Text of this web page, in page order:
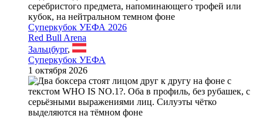
Суперкубок УЕФА 2026
Red Bull Arena
Зальцбург,
Суперкубок УЕФА
1 октября 2026